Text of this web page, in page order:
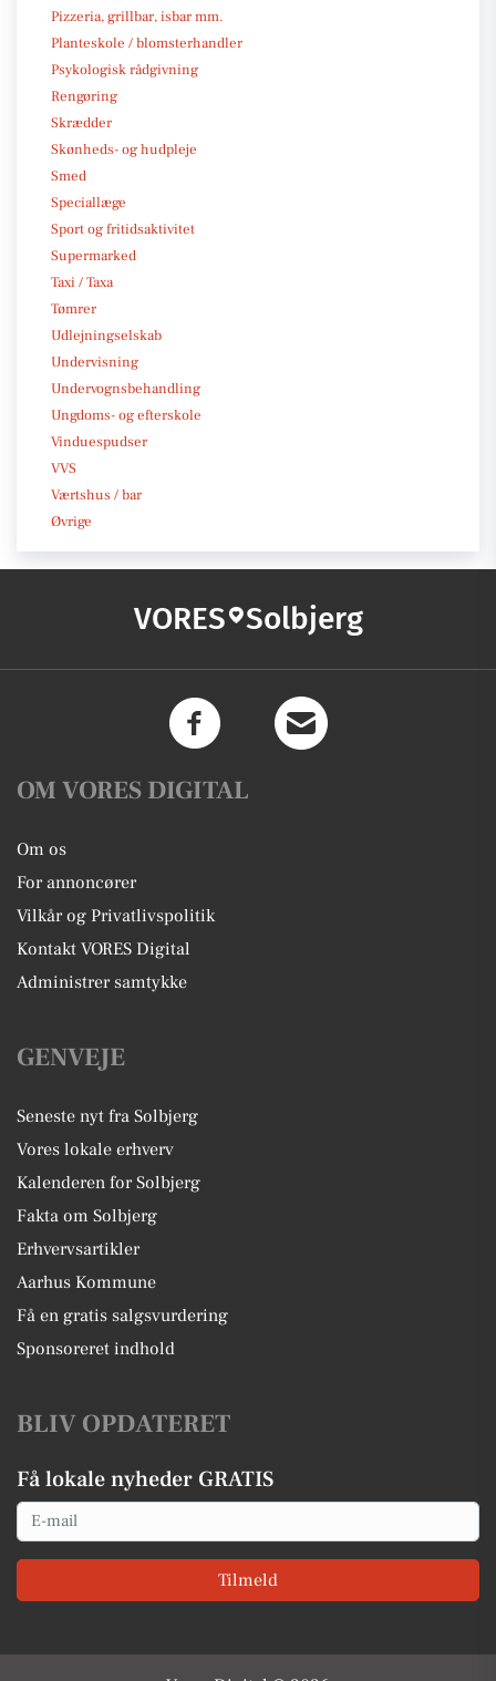
Pizzeria, grillbar, isbar mm.
Planteskole / blomsterhandler
Psykologisk rådgivning
Rengøring
Skrædder
Skønheds- og hudpleje
Smed
Speciallæge
Sport og fritidsaktivitet
Supermarked
Taxi / Taxa
Tømrer
Udlejningselskab
Undervisning
Undervognsbehandling
Ungdoms- og efterskole
Vinduespudser
VVS
Værtshus / bar
Øvrige
VORES Solbjerg
OM VORES DIGITAL
Om os
For annoncører
Vilkår og Privatlivspolitik
Kontakt VORES Digital
Administrer samtykke
GENVEJE
Seneste nyt fra Solbjerg
Vores lokale erhverv
Kalenderen for Solbjerg
Fakta om Solbjerg
Erhvervsartikler
Aarhus Kommune
Få en gratis salgsvurdering
Sponsoreret indhold
BLIV OPDATERET
Få lokale nyheder GRATIS
Email
Tilmeld